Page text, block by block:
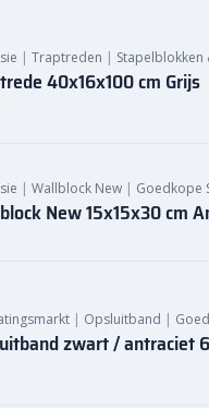
| Traptreden | Stapelblokken
40x16x100 cm Grijs
| Wallblock New | Goedkope
New 15x15x30 cm
| Opsluitband |
zwart / antraciet